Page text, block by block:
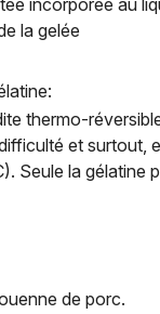
incorporée au
la gelée
thermo-
et surtout,
Seule la gélatine
de porc.